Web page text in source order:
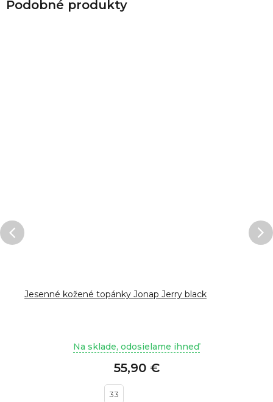
Jesenné kožené topánky Jonap Jerry black
Na sklade, odosielame ihneď
55,90 €
33